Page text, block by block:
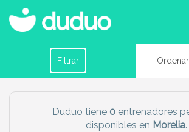
Entrenadores personales en
Filtrar
Filtrar por horario
Duduo tiene 0 entrenadores
disponibles en Morelia.